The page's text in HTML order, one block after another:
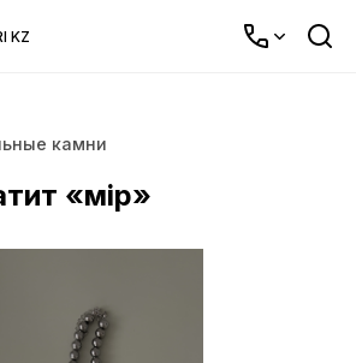
KZ
камни
«өмір»